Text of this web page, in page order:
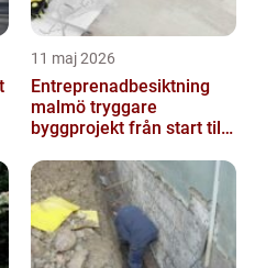
11 maj 2026
Entreprenadbesiktning
malmö tryggare
byggprojekt från start till